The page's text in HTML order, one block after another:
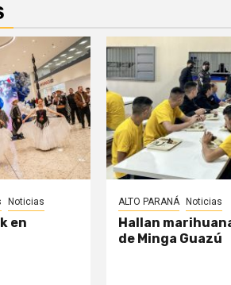
Noticias
en
ALTO PARANÁ Noticias
Hallan
de Minga Guazú